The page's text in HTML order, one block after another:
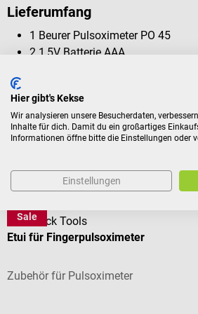
Lieferumfang
1 Beurer Pulsoximeter PO 45
2 1,5V Batterie AAA
Kunden kauften auch
Sale
DocCheck Tools
Etui für Fingerpulsoximeter
Zubehör für Pulsoximeter
Hier gibt's Kekse
Wir analysieren unsere Besucherdaten,
Inhalte für dich. Damit du ein großartiges
Informationen öffne bitte die Einstellungen oder
Einstellungen